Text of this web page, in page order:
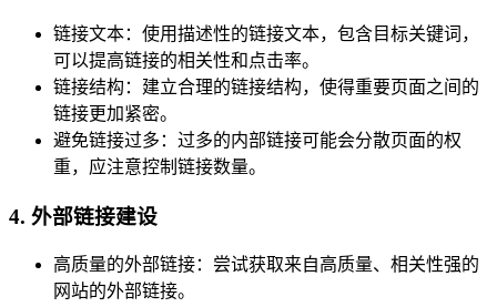
链接文本：使用描述性的链接文本，包含目标关键词，
可以提高链接的相关性和点击率。
链接结构：建立合理的链接结构，使得重要页面之间的
链接更加紧密。
避免链接过多：过多的内部链接可能会分散页面的权
重，应注意控制链接数量。
4. 外部链接建设
高质量的外部链接：尝试获取来自高质量、相关性强的
网站的外部链接。